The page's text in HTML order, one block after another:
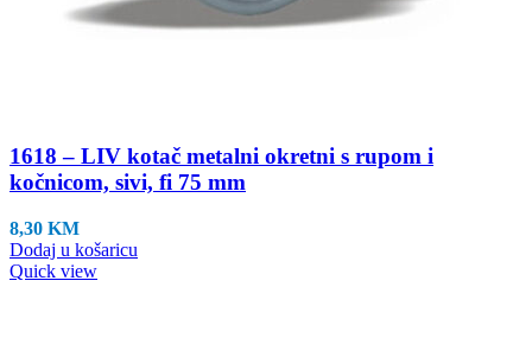
1618 – LIV kotač metalni okretni s rupom i
kočnicom, sivi, fi 75 mm
8,30 KM
Dodaj u košaricu
Quick view